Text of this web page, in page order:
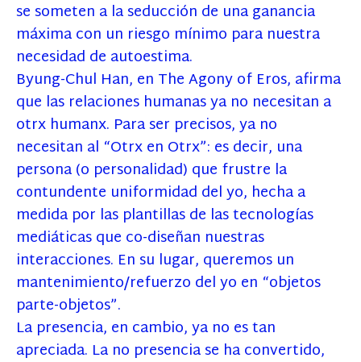
se someten a la seducción de una ganancia
máxima con un riesgo mínimo para nuestra
necesidad de autoestima.
Byung-Chul Han, en The Agony of Eros, afirma
que las relaciones humanas ya no necesitan a
otrx humanx. Para ser precisos, ya no
necesitan al “Otrx en Otrx”: es decir, una
persona (o personalidad) que frustre la
contundente uniformidad del yo, hecha a
medida por las plantillas de las tecnologías
mediáticas que co-diseñan nuestras
interacciones. En su lugar, queremos un
mantenimiento/refuerzo del yo en “objetos
parte-objetos”.
La presencia, en cambio, ya no es tan
apreciada. La no presencia se ha convertido,